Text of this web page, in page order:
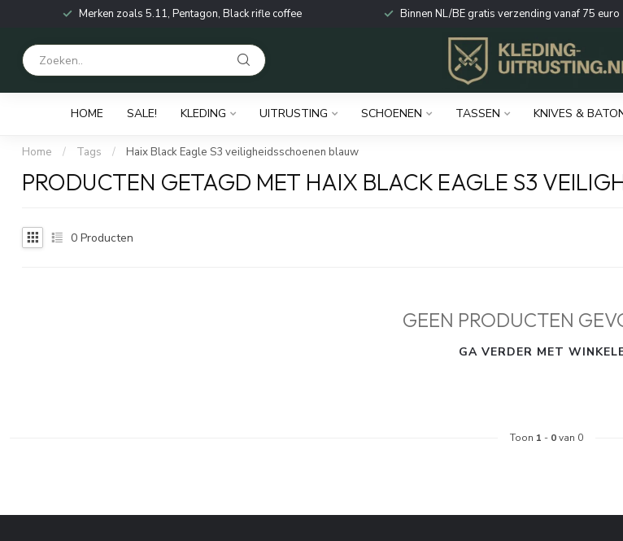
Merken zoals 5.11, Pentagon, Black rifle coffee Binnen NL/BE gratis verzending vanaf 75 euro
HOME SALE! KLEDING UITRUSTING SCHOENEN TASSEN KNIVES &
Home / Tags / Haix Black Eagle S3 veiligheidsschoenen blauw
PRODUCTEN GETAGD MET HAIX BLACK EAGLE S3
0 Producten
GEEN PRODUCTEN
GA VERDER MET
Toon 1 - 0van 0